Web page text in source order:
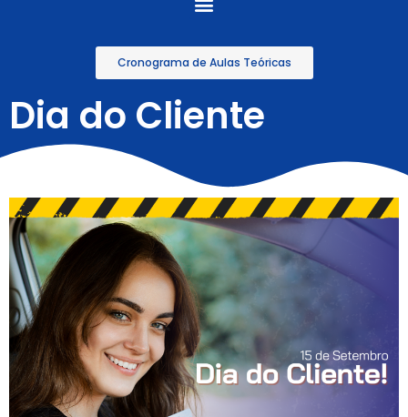
Cronograma de Aulas Teóricas
Dia do Cliente